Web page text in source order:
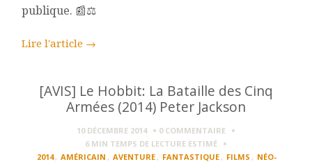
publique. 📰⚖️
Lire l'article →
[AVIS] Le Hobbit: La Bataille des Cinq
Armées (2014) Peter Jackson
10 DÉCEMBRE 2014
0 COMMENTAIRE
6 MIN TEMPS DE LECTURE ESTIMÉ
2014 , AMÉRICAIN , AVENTURE , FANTASTIQUE , FILMS , NÉO-